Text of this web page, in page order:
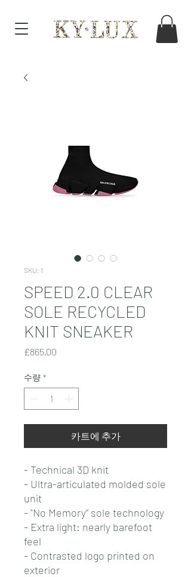
SKU: 1
SPEED 2.0 CLEAR
SOLE RECYCLED
KNIT SNEAKER
£865.00
수량 *
카트에 추가
- Technical 3D knit
- Ultra-articulated molded sole
unit
- "No Memory” sole technology
- Extra light: nearly barefoot
feel
- Contrasted logo printed on
exterior